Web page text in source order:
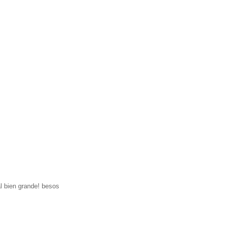
bien grande! besos